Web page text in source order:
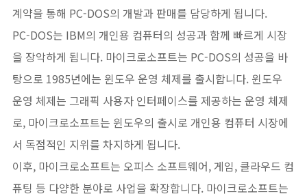
계약을 통해 PC-DOS의 개발과 판매를 담당하게 됩니다.
PC-DOS는 IBM의 개인용 컴퓨터의 성공과 함께 빠르게 시장
을 장악하게 됩니다. 마이크로소프트는 PC-DOS의 성공을 바
탕으로 1985년에는 윈도우 운영 체제를 출시합니다. 윈도우
운영 체제는 그래픽 사용자 인터페이스를 제공하는 운영 체제
로, 마이크로소프트는 윈도우의 출시로 개인용 컴퓨터 시장에
서 독점적인 지위를 차지하게 됩니다.
이후, 마이크로소프트는 오피스 소프트웨어, 게임, 클라우드 컴
퓨팅 등 다양한 분야로 사업을 확장합니다. 마이크로소프트는